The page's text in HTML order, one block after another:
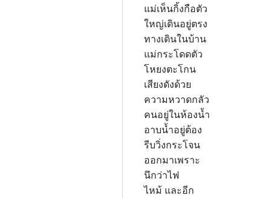
แม่เห็นกิ้งกือตัว
ใหญ่เดินอยู่ตรง
ทางเดินในบ้าน
แม่กระโดดตัว
โหยงตะโกน
เสียงดังด้วย
ความหวาดกลัว
คนอยู่ในห้องน้ำ
อาบน้ำอยู่ต้อง
รีบวิ่งกระโจน
ออกมาเพราะ
นึกว่าไฟ
ไหม้ และอีก